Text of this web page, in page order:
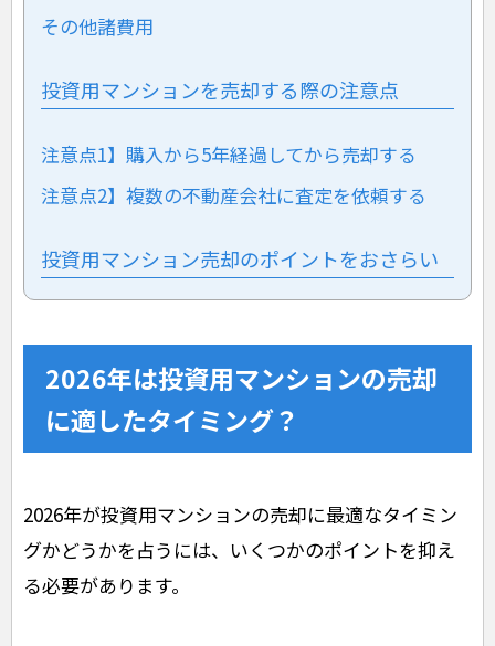
その他諸費用
投資用マンションを売却する際の注意点
注意点1】購入から5年経過してから売却する
注意点2】複数の不動産会社に査定を依頼する
投資用マンション売却のポイントをおさらい
2026年は投資用マンションの売却
に適したタイミング？
2026年が投資用マンションの売却に最適なタイミン
グかどうかを占うには、いくつかのポイントを抑え
る必要があります。